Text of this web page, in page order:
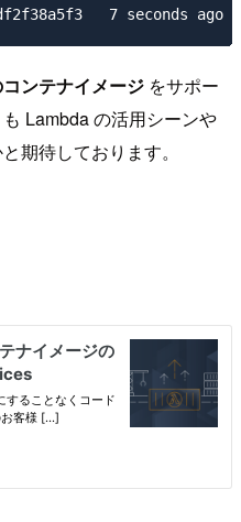
ンテナイメージ をサポー
Lambda の活用シーンや
期待しております。